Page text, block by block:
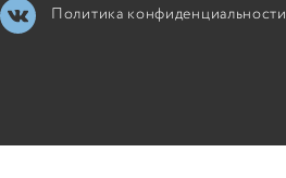
Политика конфиденциальности